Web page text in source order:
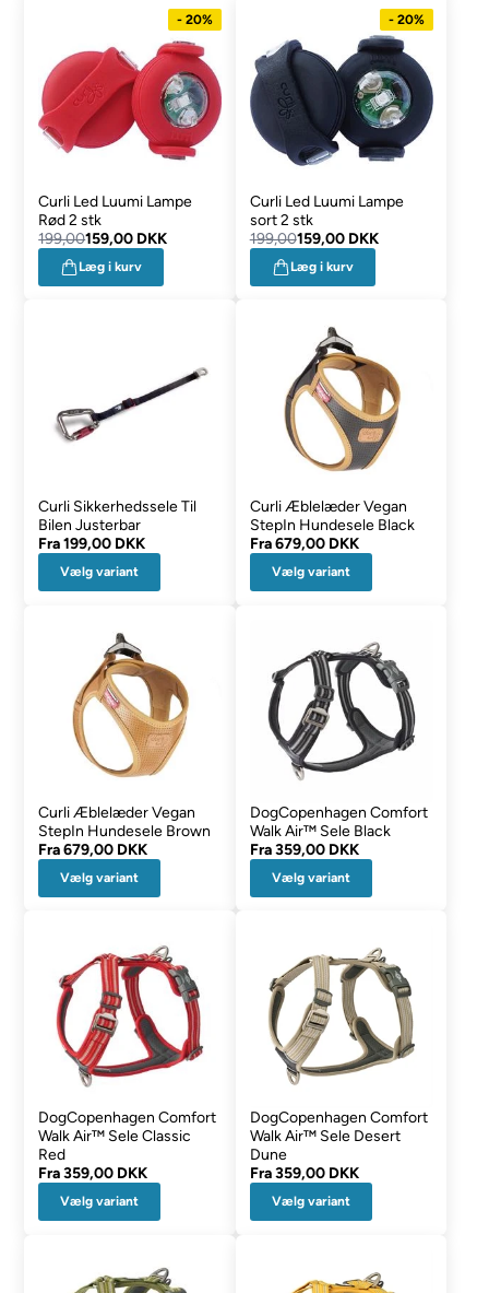
- 20%
Curli Led Luumi Lampe
Rød 2 stk
199,00159,00 DKK
Læg i kurv
- 20%
Curli Led Luumi Lampe
sort 2 stk
199,00159,00 DKK
Læg i kurv
Curli Sikkerhedssele Til
Bilen Justerbar
Fra199,00 DKK
Vælg variant
Curli Æblelæder Vegan
StepIn Hundesele Black
Fra679,00 DKK
Vælg variant
Curli Æblelæder Vegan
StepIn Hundesele Brown
Fra679,00 DKK
Vælg variant
DogCopenhagen Comfort
Walk Air™ Sele Black
Fra359,00 DKK
Vælg variant
DogCopenhagen Comfort
Walk Air™ Sele Classic
Red
Fra359,00 DKK
Vælg variant
DogCopenhagen Comfort
Walk Air™ Sele Desert
Dune
Fra359,00 DKK
Vælg variant